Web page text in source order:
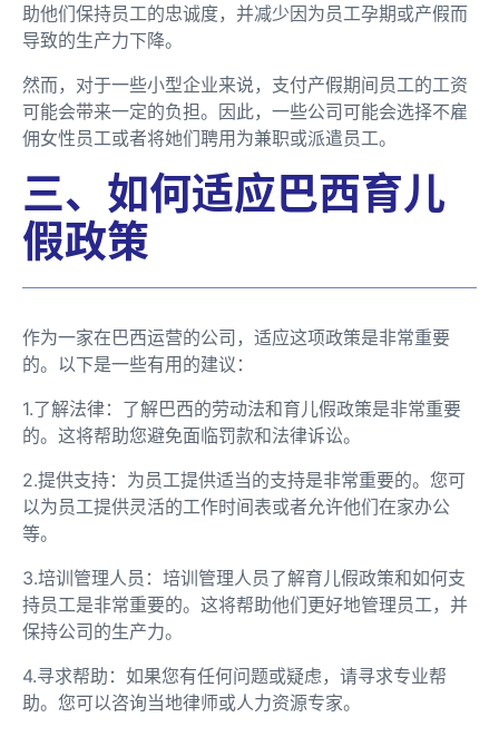
助他们保持员工的忠诚度，并减少因为员工孕期或产假而
导致的生产力下降。
然而，对于一些小型企业来说，支付产假期间员工的工资
可能会带来一定的负担。因此，一些公司可能会选择不雇
佣女性员工或者将她们聘用为兼职或派遣员工。
三、如何适应巴西育儿
假政策
作为一家在巴西运营的公司，适应这项政策是非常重要
的。以下是一些有用的建议：
1.了解法律：了解巴西的劳动法和育儿假政策是非常重要
的。这将帮助您避免面临罚款和法律诉讼。
2.提供支持：为员工提供适当的支持是非常重要的。您可
以为员工提供灵活的工作时间表或者允许他们在家办公
等。
3.培训管理人员：培训管理人员了解育儿假政策和如何支
持员工是非常重要的。这将帮助他们更好地管理员工，并
保持公司的生产力。
4.寻求帮助：如果您有任何问题或疑虑，请寻求专业帮
助。您可以咨询当地律师或人力资源专家。